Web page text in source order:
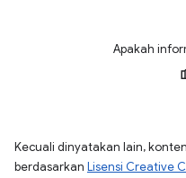
Apakah
Kecuali dinyatakan lain,
berdasarkan Lisensi Creative